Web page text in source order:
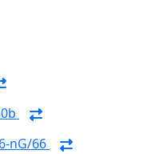
nG/66